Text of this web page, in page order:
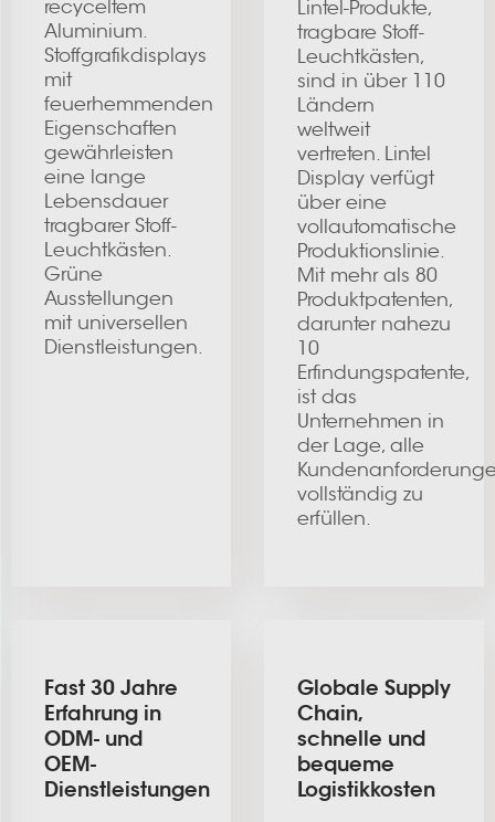
recyceltem
Aluminium.
Stoffgrafikdisplays
mit
feuerhemmenden
Eigenschaften
gewährleisten
eine lange
Lebensdauer
tragbarer Stoff-
Leuchtkästen.
Grüne
Ausstellungen
mit universellen
Dienstleistungen.
Lintel-Produkte,
tragbare Stoff-
Leuchtkästen,
sind in über 110
Ländern
weltweit
vertreten. Lintel
Display verfügt
über eine
vollautomatische
Produktionslinie.
Mit mehr als 80
Produktpatenten,
darunter nahezu
10
Erfindungspatente,
ist das
Unternehmen in
der Lage, alle
vollständig zu
erfüllen.
Fast 30 Jahre
Erfahrung in
ODM- und
OEM-
Dienstleistungen
Globale Supply
Chain,
schnelle und
bequeme
Logistikkosten